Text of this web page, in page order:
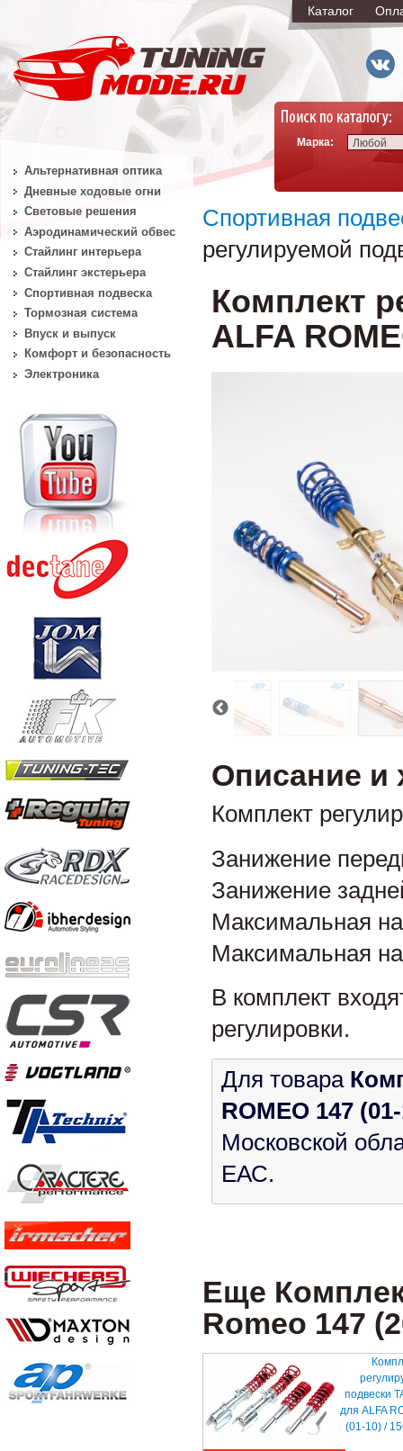
Каталог
Марка: Любой
Спортивная
регулируемой
Комплект
ALFA
Описание и
Комплект
Занижение
Занижение
Максимальная
Максимальная
В комплект
регулировки.
Для товара
ROMEO 147
Московской
ЕАС.
Еще
Romeo 147
подвески
для ALFA
(01-10) /
Альтернативная оптика
Дневные ходовые огни
Световые решения
Аэродинамический обвес
Стайлинг интерьера
Стайлинг экстерьера
Спортивная подвеска
Тормозная система
Впуск и выпуск
Комфорт и безопасность
Электроника